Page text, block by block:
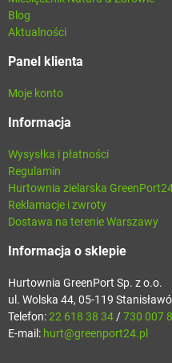
Blog
Aktualności
Panel klienta
Moje konto
Informacja
Wysysłka i płatności
Regulamin
Hurtownia zielarska
Reklamacje i zwroty
Dostawa na terenie Warszawy
Informacja o sklepie
Hurtownia GreenPort Sp. z o.o.
ul. Wolska 44, 05-119
Telefon:22 618 38 34 /730 007
E-mail: hurt@greenport24.pl